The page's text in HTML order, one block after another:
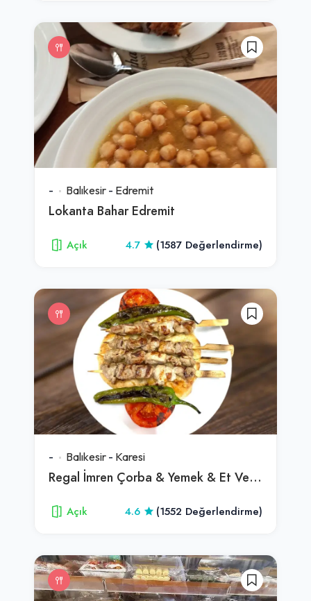
- Balıkesir - Edremit
Lokanta Bahar Edremit
Açık 4.7 (1587 Değerlendirme)
- Balıkesir - Karesi
Regal İmren Çorba & Yemek & Et Ve Izgara Salonu
Açık 4.6 (1552 Değerlendirme)